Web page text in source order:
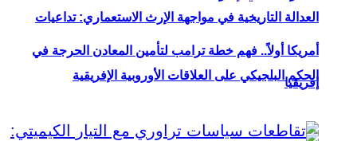
العدالة التاريخية في مواجهة الإرث الاستعماري: تداعيات
الحكم البلجيكي على العلاقات الأوروبية الإفريقية
أمريكا أولاً.. فهم خطة ترامب لتأمين المعادن الحرجة في
إفريقيا